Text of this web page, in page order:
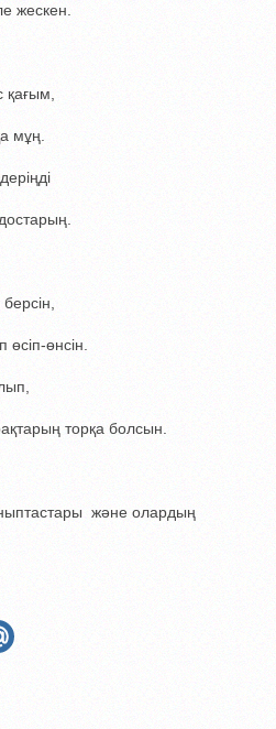
жескен.
қағым,
мұң.
өнсін.
торқа болсын.
және олардың